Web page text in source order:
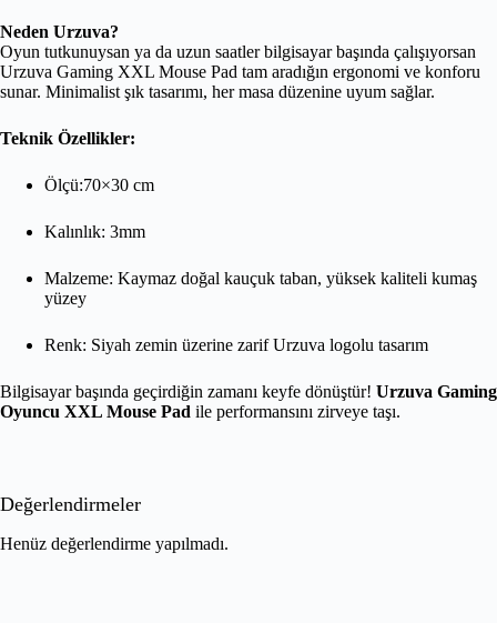
Neden Urzuva?
Oyun tutkunuysan ya da uzun saatler bilgisayar başında çalışıyorsan
Urzuva Gaming XXL Mouse Pad tam aradığın ergonomi ve konforu
sunar. Minimalist şık tasarımı, her masa düzenine uyum sağlar.
Teknik Özellikler:
Ölçü:70×30 cm
Kalınlık: 3mm
Malzeme: Kaymaz doğal kauçuk taban, yüksek kaliteli kumaş
yüzey
Renk: Siyah zemin üzerine zarif Urzuva logolu tasarım
Bilgisayar başında geçirdiğin zamanı keyfe dönüştür! Urzuva Gaming
Oyuncu XXL Mouse Pad ile performansını zirveye taşı.
Değerlendirmeler
Henüz değerlendirme yapılmadı.